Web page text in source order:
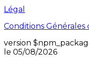
Légal
Conditions Générales
version
le 05/08/2026